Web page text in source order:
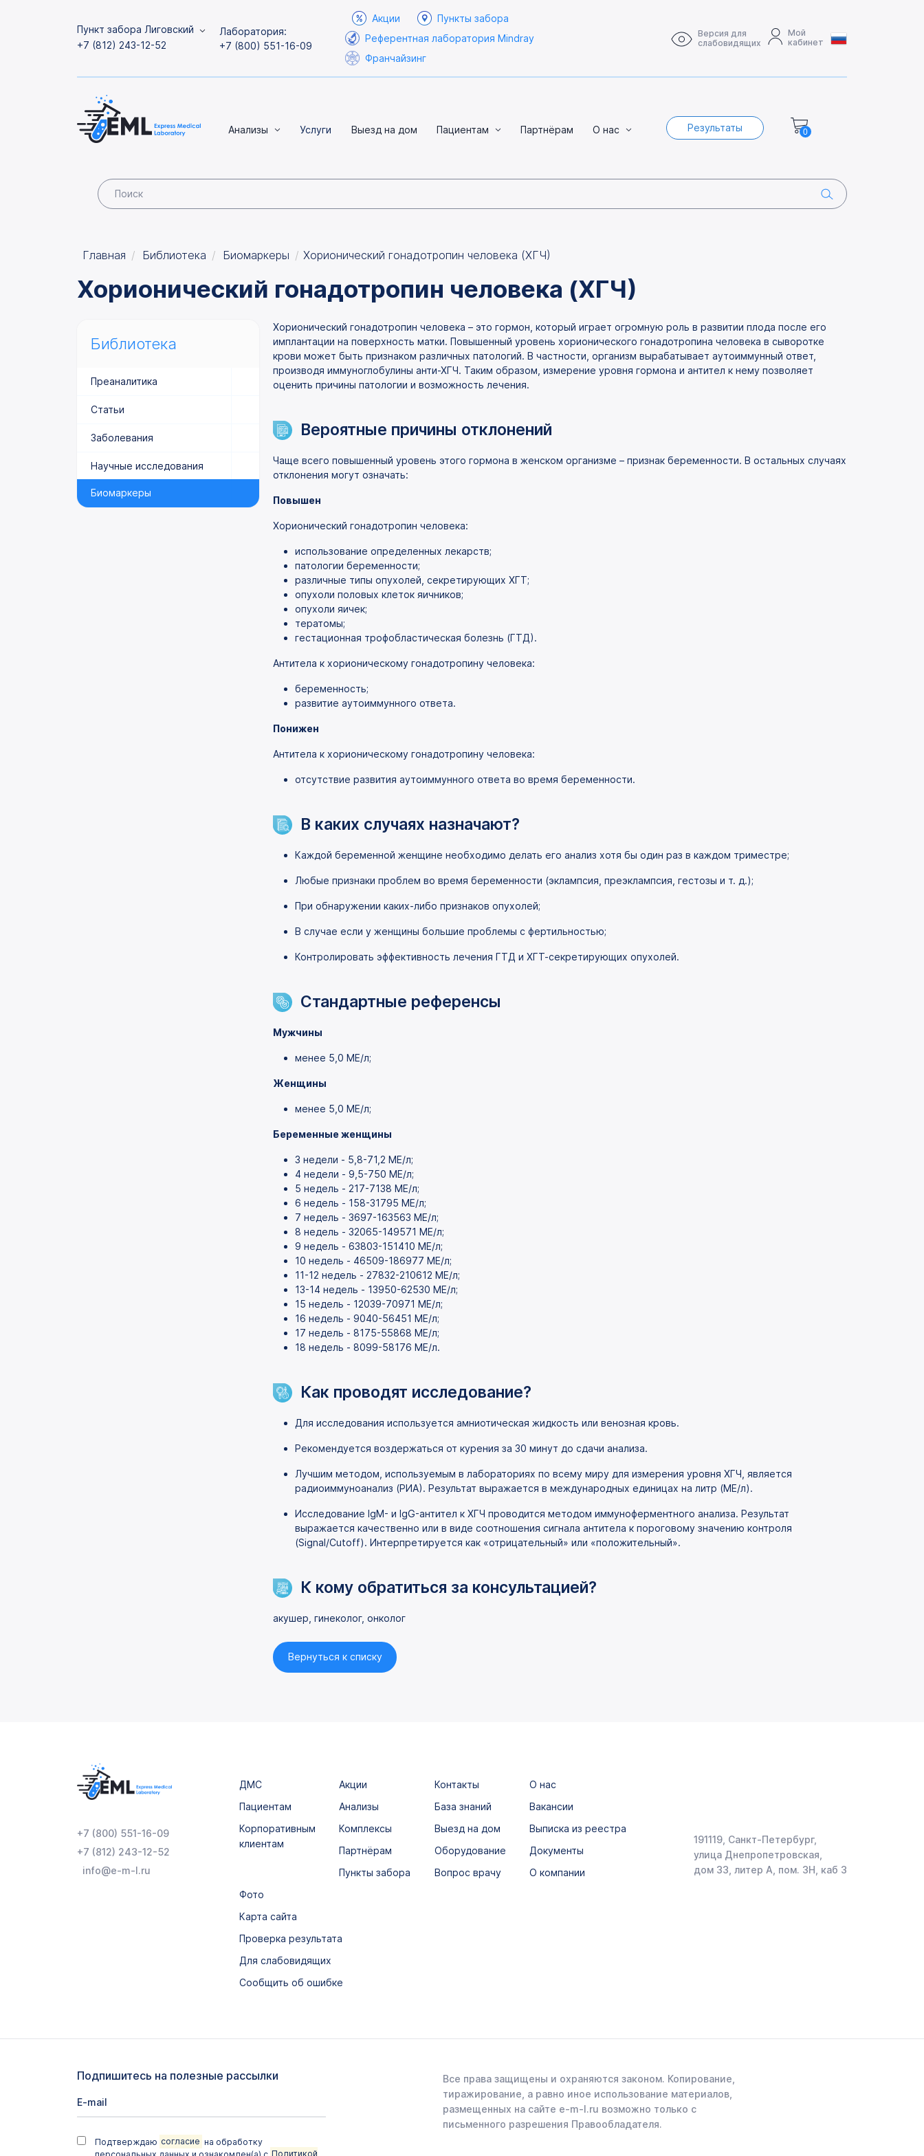
Пункт забора Лиговский
+7 (812) 243-12-52
Лаборатория:
+7 (800) 551-16-09
Акции
Пункты забора
Референтная лаборатория Mindray
Франчайзинг
Версия для
слабовидящих
Мой
кабинет
Анализы Услуги Выезд на дом Пациентам Партнёрам О нас Результаты 0
Главная Библиотека Биомаркеры Хорионический гонадотропин человека (ХГЧ)
Хорионический гонадотропин человека (ХГЧ)
Хорионический гонадотропин человека – это гормон, который играет огромную роль в развитии плода после его
имплантации на поверхность матки. Повышенный уровень хорионического гонадотропина человека в сыворотке
крови может быть признаком различных патологий. В частности, организм вырабатывает аутоиммунный ответ,
производя иммуноглобулины анти-ХГЧ. Таким образом, измерение уровня гормона и антител к нему позволяет
оценить причины патологии и возможность лечения.
Вероятные причины отклонений
Чаще всего повышенный уровень этого гормона в женском организме – признак беременности. В остальных случаях
отклонения могут означать:
Повышен
Хорионический гонадотропин человека:
использование определенных лекарств;
патологии беременности;
различные типы опухолей, секретирующих ХГТ;
опухоли половых клеток яичников;
опухоли яичек;
тератомы;
гестационная трофобластическая болезнь (ГТД).
Антитела к хорионическому гонадотропину человека:
беременность;
развитие аутоиммунного ответа.
Понижен
Антитела к хорионическому гонадотропину человека:
отсутствие развития аутоиммунного ответа во время беременности.
В каких случаях назначают?
Каждой беременной женщине необходимо делать его анализ хотя бы один раз в каждом триместре;
Любые признаки проблем во время беременности (эклампсия, преэклампсия, гестозы и т. д.);
При обнаружении каких-либо признаков опухолей;
В случае если у женщины большие проблемы с фертильностью;
Контролировать эффективность лечения ГТД и ХГТ-секретирующих опухолей.
Стандартные референсы
Мужчины
менее 5,0 MЕ/л;
Женщины
менее 5,0 MЕ/л;
Беременные женщины
3 недели - 5,8-71,2 MЕ/л;
4 недели - 9,5-750 МЕ/л;
5 недель - 217-7138 MЕ/л;
6 недель - 158-31795 MЕ/л;
7 недель - 3697-163563 MЕ/л;
8 недель - 32065-149571 MЕ/л;
9 недель - 63803-151410 MЕ/л;
10 недель - 46509-186977 MЕ/л;
11-12 недель - 27832-210612 MЕ/л;
13-14 недель - 13950-62530 MЕ/л;
15 недель - 12039-70971 MЕ/л;
16 недель - 9040-56451 MЕ/л;
17 недель - 8175-55868 MЕ/л;
18 недель - 8099-58176 MЕ/л.
Как проводят исследование?
Для исследования используется амниотическая жидкость или венозная кровь.
Рекомендуется воздержаться от курения за 30 минут до сдачи анализа.
Лучшим методом, используемым в лабораториях по всему миру для измерения уровня ХГЧ, является
радиоиммуноанализ (РИА). Результат выражается в международных единицах на литр (МЕ/л).
Исследование IgM- и IgG-антител к ХГЧ проводится методом иммуноферментного анализа. Результат
выражается качественно или в виде соотношения сигнала антитела к пороговому значению контроля
(Signal/Cutoff). Интерпретируется как «отрицательный» или «положительный».
К кому обратиться за консультацией?
акушер, гинеколог, онколог
Вернуться к списку
Библиотека
Преаналитика
Статьи
Заболевания
Научные исследования
Биомаркеры
+7 (800) 551-16-09
+7 (812) 243-12-52
info@e-m-l.ru
ДМС
Пациентам
Корпоративным
клиентам
Акции
Анализы
Комплексы
Партнёрам
Пункты забора
Контакты
База знаний
Выезд на дом
Оборудование
Вопрос врачу
О нас
Вакансии
Выписка из реестра
Документы
О компании
Фото
Карта сайта
Проверка результата
Для слабовидящих
Сообщить об ошибке
191119, Санкт-Петербург,
улица Днепропетровская,
дом 33, литер А, пом. 3Н, каб 3
Подпишитесь на полезные рассылки
Подтверждаю согласие на обработку
персональных данных и ознакомлен(а) с Политикой
Все права защищены и охраняются законом. Копирование,
тиражирование, а равно иное использование материалов,
размещенных на сайте e-m-l.ru возможно только с
письменного разрешения Правообладателя.